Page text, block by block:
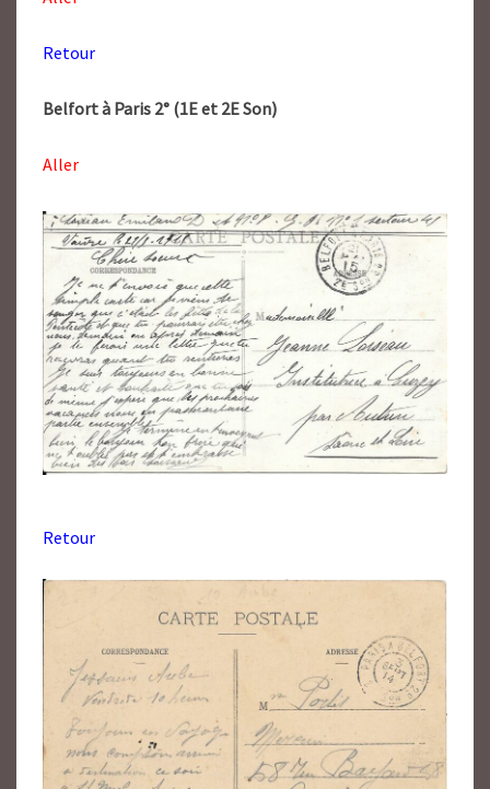
Retour
Belfort à Paris 2° (1E et 2E Son)
Aller
Retour